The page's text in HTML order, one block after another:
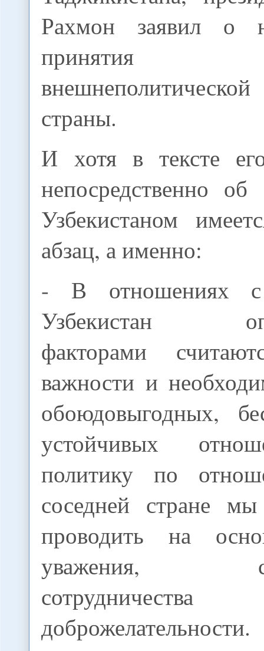
Рахмон заявил о
страны.
И хотя в тексте
непосредственно
Узбекистаном
абзац, а именно:
- В отношениях с
Узбекистан
факторами
важности и
обоюдовыгодных,
устойчивых
политику по
соседней стране
проводить на
уважения,
доброжелательности.